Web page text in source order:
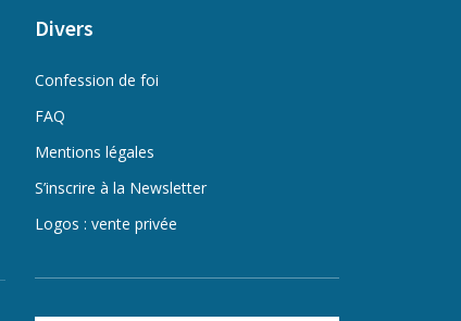
Divers
Confession de foi
FAQ
Mentions légales
S’inscrire à la Newsletter
Logos : vente privée